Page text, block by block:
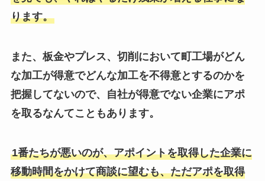
ります。
また、板金やプレス、切削において町工場がどん
な加工が得意でどんな加工を不得意とするのかを
把握してないので、自社が得意でない企業にアポ
を取るなんてこともあります。
1番たちが悪いのが、アポイントを取得した企業に
移動時間をかけて商談に望むも、ただアポを取得